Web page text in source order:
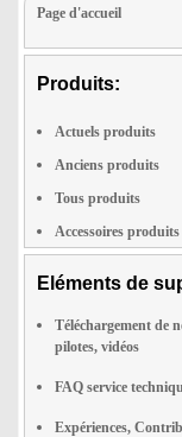
Page d'accueil
Produits:
Actuels produits
Anciens produits
Tous produits
Accessoires produits
Eléments de
Téléchargement de
pilotes, vidéos
FAQ service
Expériences,